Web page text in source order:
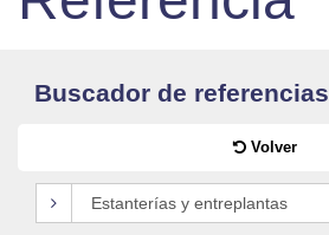
Buscador de referencias
Volver